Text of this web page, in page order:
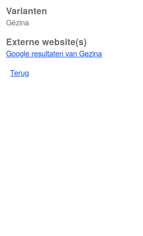
Varianten
Gézina
Externe website(s)
Google resultaten van Gezina
Terug